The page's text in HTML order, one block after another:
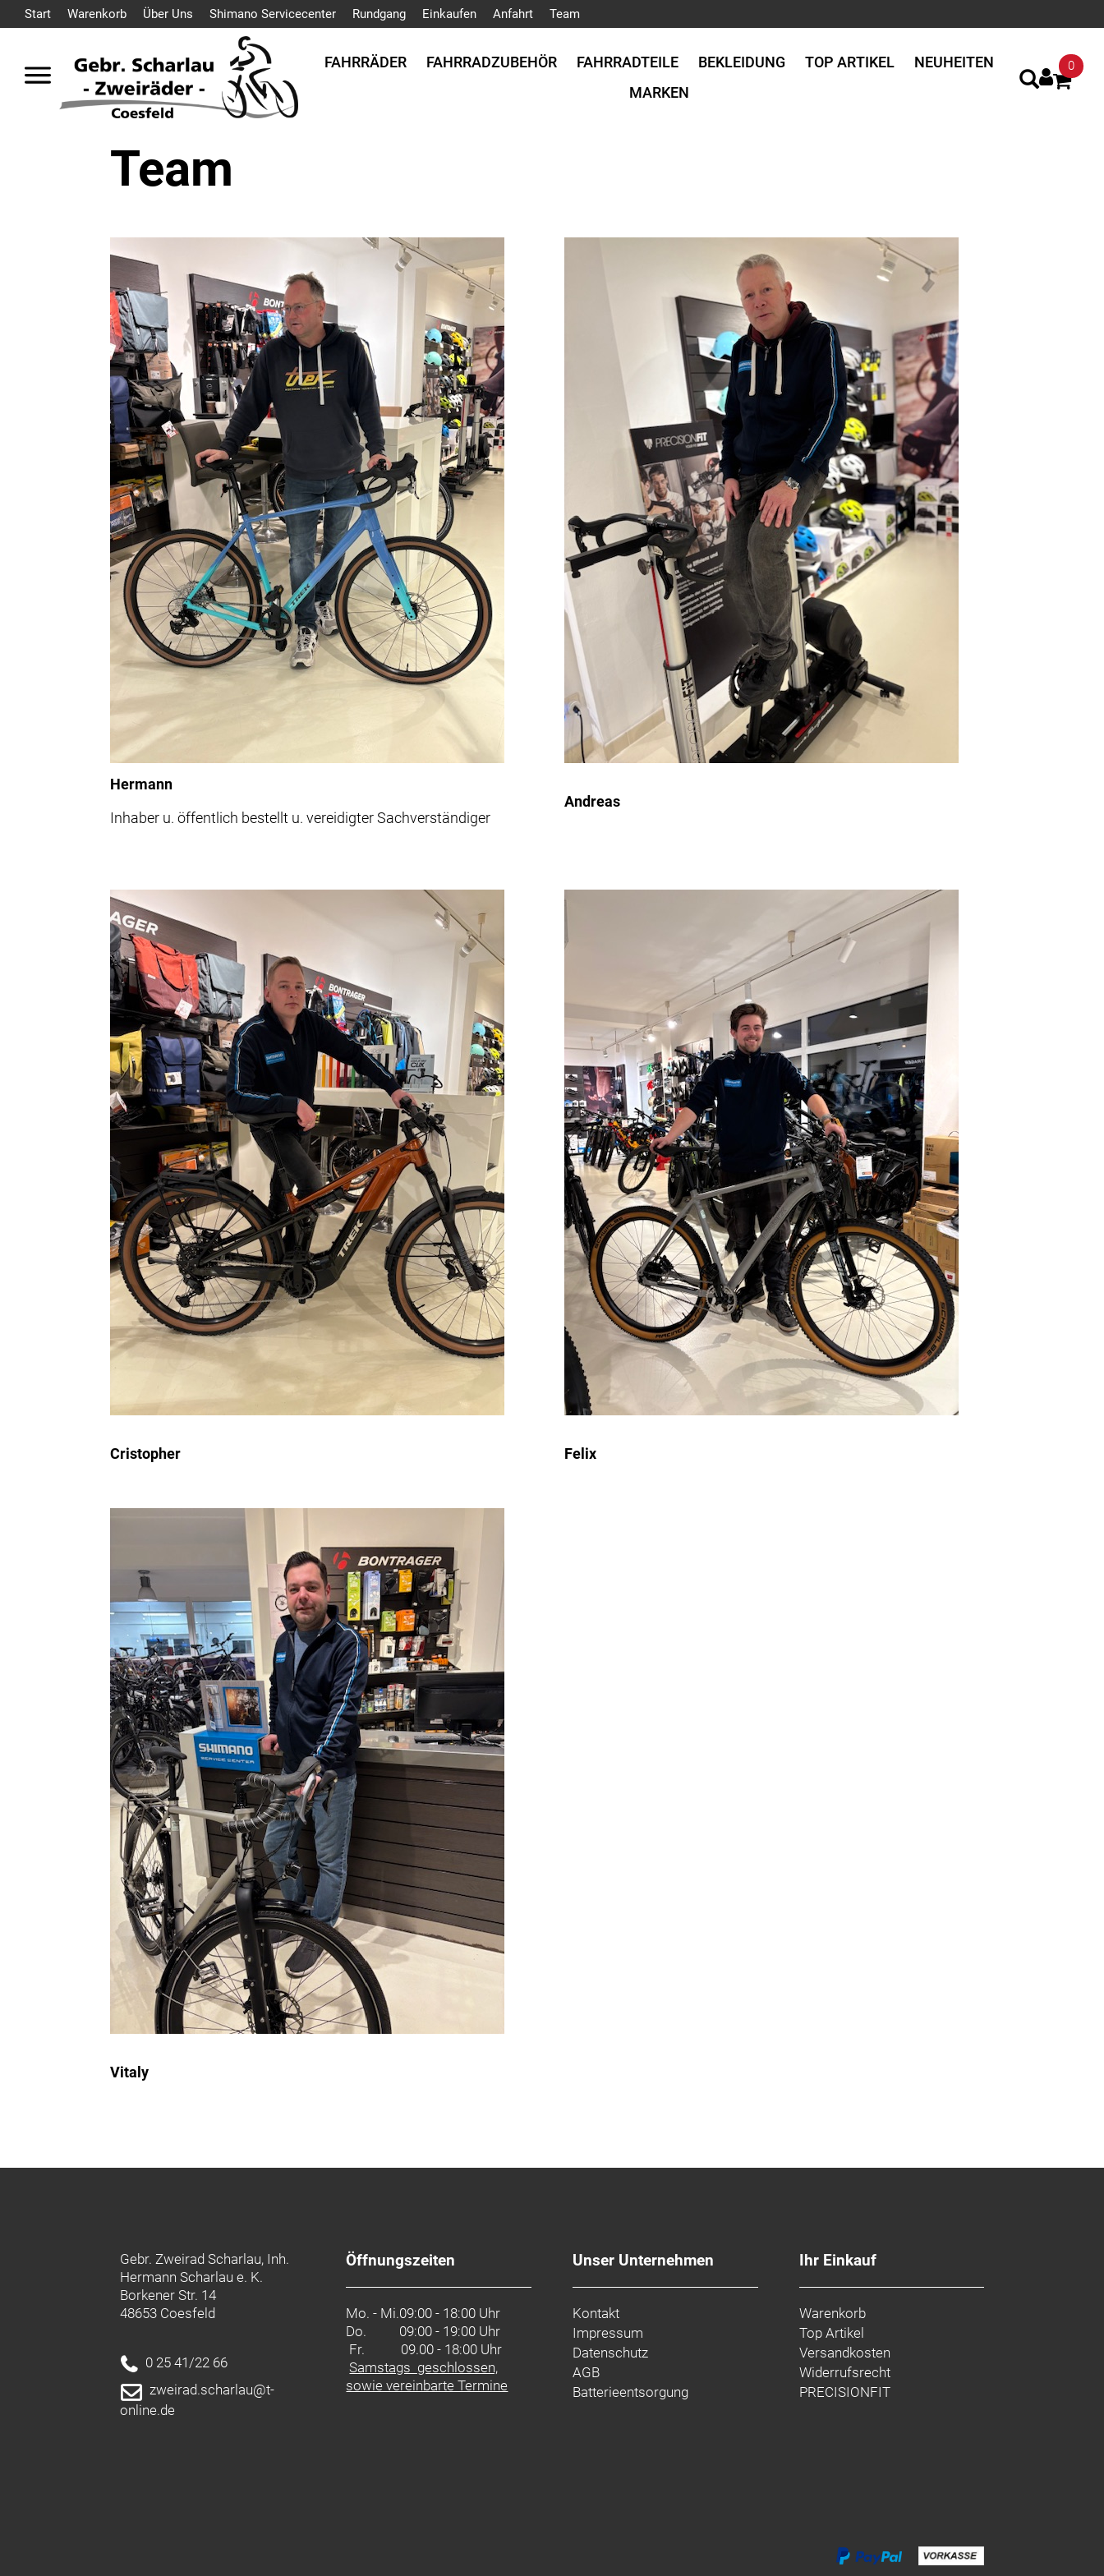
Start Warenkorb Über Uns Shimano Servicecenter Rundgang Einkaufen Anfahrt Team
FAHRRÄDER FAHRRADZUBEHÖR FAHRRADTEILE BEKLEIDUNG TOP ARTIKEL
NEUHEITEN
MARKEN
0
Team
Hermann
Inhaber u. öffentlich bestellt u. vereidigter Sachverständiger
Andreas
Cristopher Felix
Vitaly
Gebr. Zweirad Scharlau, Inh.
Hermann Scharlau e. K.
Borkener Str. 14
48653 Coesfeld
0 25 41/22 66
zweirad.scharlau@t-
online.de
Öffnungszeiten
Mo. - Mi.09:00 - 18:00 Uhr
Do.
09:00 - 19:00 Uhr
Fr. 09.00 - 18:00 Uhr
Samstags geschlossen,
sowie vereinbarte Termine
Unser Unternehmen
Kontakt
Impressum
Datenschutz
AGB
Batterieentsorgung
Ihr Einkauf
Warenkorb
Top Artikel
Versandkosten
Widerrufsrecht
PRECISIONFIT